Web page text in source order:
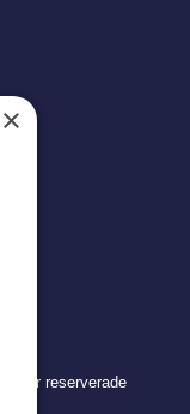
reserverade
×